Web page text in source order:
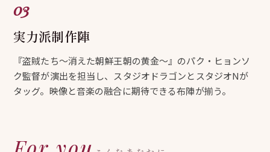
実力派制作陣
『盗賊たち～消えた朝鮮王朝の黄金～』のパク・ヒョンソ
ク監督が演出を担当し、スタジオドラゴンとスタジオNが
タッグ。映像と音楽の融合に期待できる布陣が揃う。